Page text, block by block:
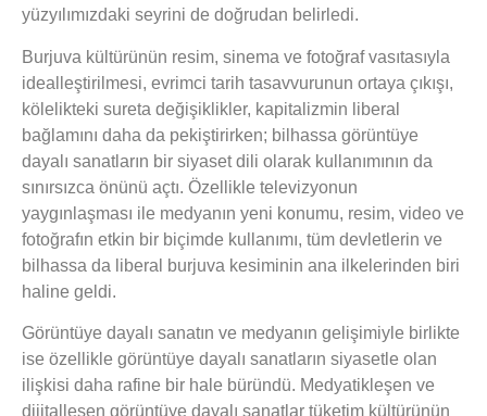
yüzyılımızdaki seyrini de doğrudan belirledi.
Burjuva kültürünün resim, sinema ve fotoğraf vasıtasıyla
idealleştirilmesi, evrimci tarih tasavvurunun ortaya çıkışı,
kölelikteki sureta değişiklikler, kapitalizmin liberal
bağlamını daha da pekiştirirken; bilhassa görüntüye
dayalı sanatların bir siyaset dili olarak kullanımının da
sınırsızca önünü açtı. Özellikle televizyonun
yaygınlaşması ile medyanın yeni konumu, resim, video ve
fotoğrafın etkin bir biçimde kullanımı, tüm devletlerin ve
bilhassa da liberal burjuva kesiminin ana ilkelerinden biri
haline geldi.
Görüntüye dayalı sanatın ve medyanın gelişimiyle birlikte
ise özellikle görüntüye dayalı sanatların siyasetle olan
ilişkisi daha rafine bir hale büründü. Medyatikleşen ve
dijitalleşen görüntüye dayalı sanatlar tüketim kültürünün